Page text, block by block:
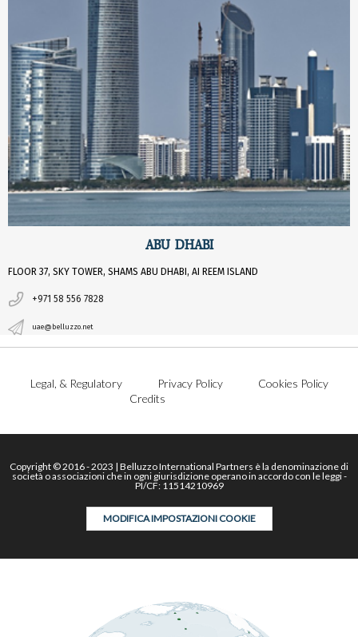
ABU DHABI
FLOOR 37, SKY TOWER, SHAMS ABU DHABI, AI REEM ISLAND
+971 58 556 7828
uae@belluzzo.net
Legal, & Regulatory Privacy Policy
Cookies Policy
Credits
Copyright © 2016 - 2023 | Belluzzo International Partners è la denominazione di
società o associazioni che in ogni giurisdizione operano in accordo con le leggi -
PI/CF: 11514210969
MODIFICA IMPOSTAZIONI COOKIE